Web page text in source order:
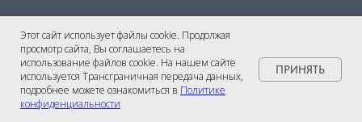
Этот сайт использует файлы cookie. Продолжая
просмотр сайта, Вы соглашаетесь на
использование файлов cookie. На нашем сайте
используется Трансграничная передача данных,
подробнее можете ознакомиться в Политике
конфиденциальности
ПРИНЯТЬ